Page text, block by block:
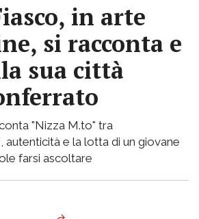
in arte
si racconta e
sua città
"Nizza M.to" tra
autenticità e la lotta di un giovane
farsi ascoltare